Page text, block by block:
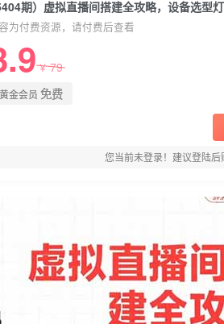
为付费资源，请付费后查看
￥79
黄金会员 免费
您当前未登录！建议登陆